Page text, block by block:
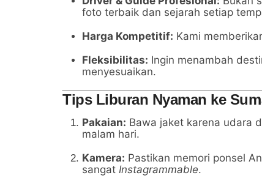
foto terbaik dan sejarah setiap
Harga Kompetitif: Kami
Fleksibilitas: Ingin menambah
menyesuaikan.
Tips Liburan Nyaman ke
Pakaian: Bawa jaket karena udara
malam hari.
Kamera: Pastikan memori ponsel
sangat Instagrammable.